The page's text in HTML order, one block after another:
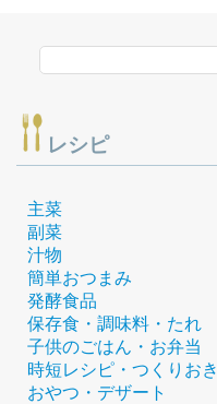
レシピ
主菜
副菜
汁物
簡単おつまみ
発酵食品
保存食・調味料・たれ
子供のごはん・お弁当
時短レシピ・つくりおき
おやつ・デザート